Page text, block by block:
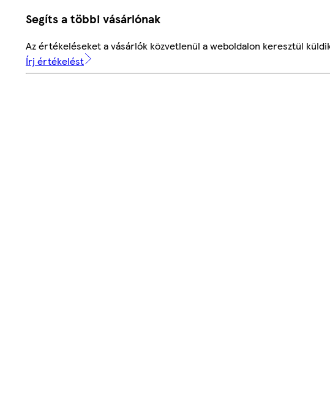
Segíts a többi vásárlónak
Az értékeléseket a vásárlók közvetlenül a weboldalon keresztül
Írj értékelést